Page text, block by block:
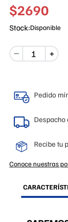
$2690
Stock:Disponible
＋
－
Pedido
Despacho
Recibe tu
Conoce nuestras